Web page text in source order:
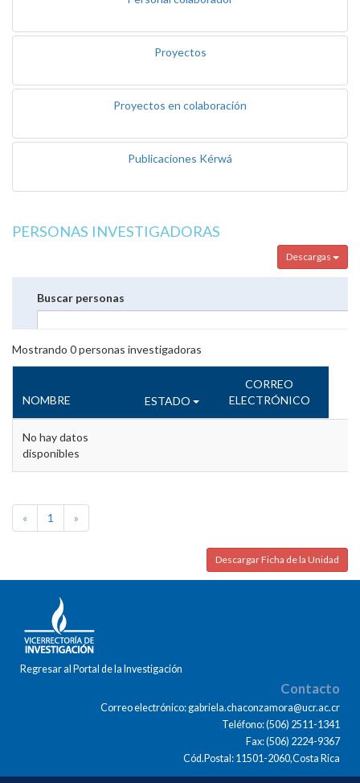
Proyectos
Proyectos en colaboración
Publicaciones Kérwá
PERSONAS INVESTIGADORAS
Descargas
Buscar personas
Mostrando 0personas investigadoras
NOMBRE ESTADO
CORREO
ELECTRÓNICO
No hay datos
disponibles
« 1 »
Descargar Ficha de la Unidad
Regresar al Portal de la Investigación
Contacto
Correo electrónico: gabriela.chaconzamora@ucr.ac.cr
Teléfono: (506) 2511-1341
Fax: (506) 2224-9367
Cód.Postal: 11501-2060,Costa Rica